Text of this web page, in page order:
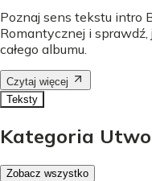
Poznaj sens tekstu intro
Romantycznej i
całego albumu.
Czytaj więcej
Teksty
Kategoria
Zobacz wszystko